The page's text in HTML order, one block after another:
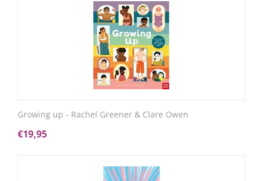
Growing up - Rachel Greener & Clare Owen
€19,95